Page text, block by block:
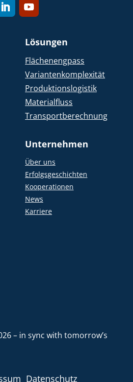
Lösungen
Flächenengpass
Variantenkomplexität
Produktionslogistik
Materialfluss
Transportberechnung
Unternehmen
Über uns
Erfolgsgeschichten
Kooperationen
News
Karriere
– in sync with tomorrow’s
Datenschutz